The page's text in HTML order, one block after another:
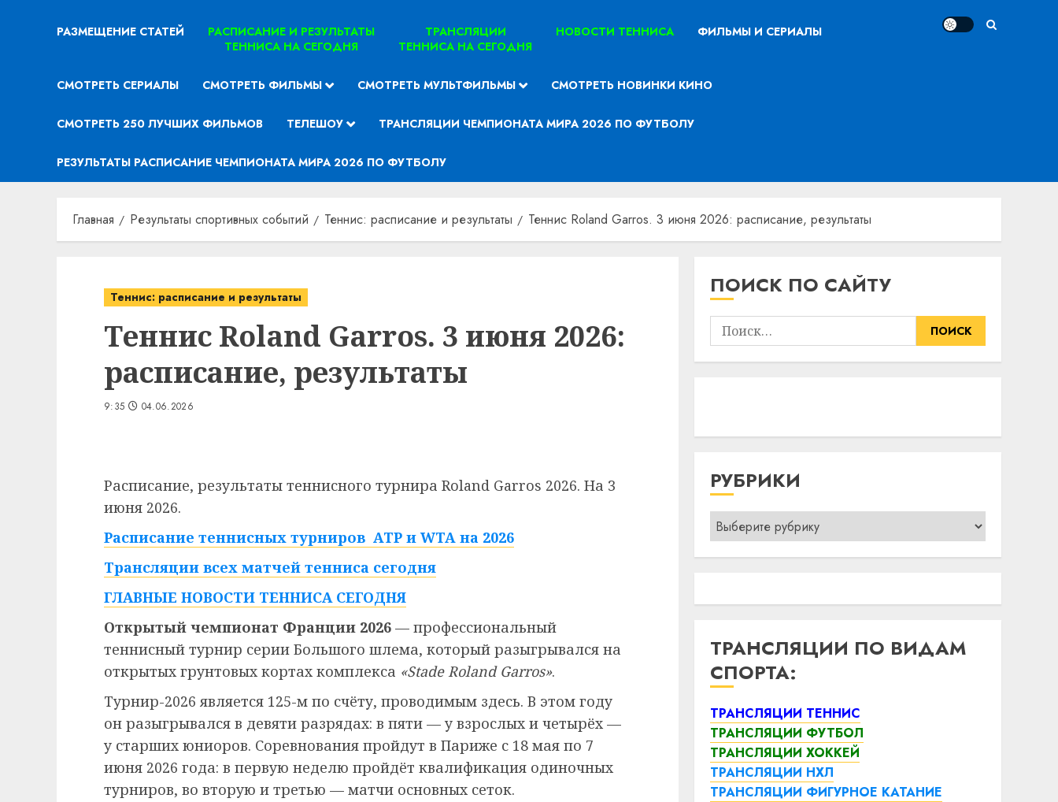
РАЗМЕЩЕНИЕ СТАТЕЙ
РАСПИСАНИЕ И РЕЗУЛЬТАТЫ
ТЕННИСА НА СЕГОДНЯ
ТРАНСЛЯЦИИ
ТЕННИСА НА СЕГОДНЯ
НОВОСТИ ТЕННИСА ФИЛЬМЫ И СЕРИАЛЫ
СМОТРЕТЬ СЕРИАЛЫ СМОТРЕТЬ ФИЛЬМЫ СМОТРЕТЬ МУЛЬТФИЛЬМЫ СМОТРЕТЬ НОВИНКИ КИНО
СМОТРЕТЬ 250 ЛУЧШИХ ФИЛЬМОВ ТЕЛЕШОУ ТРАНСЛЯЦИИ ЧЕМПИОНАТА МИРА 2026 ПО ФУТБОЛУ
РЕЗУЛЬТАТЫ РАСПИСАНИЕ ЧЕМПИОНАТА МИРА 2026 ПО ФУТБОЛУ
Главная Результаты спортивных событий Теннис: расписание и результаты Теннис Roland Garros. 3 июня 2026: расписание, результаты
Теннис: расписание и результаты
Теннис Roland Garros. 3 июня 2026:
расписание, результаты
9:35 04.06.2026
Расписание, результаты теннисного турнира Roland Garros 2026. На 3
июня 2026.
Расписание теннисных турниров ATP и WTA на 2026
Трансляции всех матчей тенниса сегодня
ГЛАВНЫЕ НОВОСТИ ТЕННИСА СЕГОДНЯ
Открытый чемпионат Франции 2026 — профессиональный
теннисный турнир серии Большого шлема, который разыгрывался на
открытых грунтовых кортах комплекса «Stade Roland Garros».
Турнир-2026 является 125-м по счёту, проводимым здесь. В этом году
он разыгрывался в девяти разрядах: в пяти — у взрослых и четырёх —
у старших юниоров. Соревнования пройдут в Париже с 18 мая по 7
июня 2026 года: в первую неделю пройдёт квалификация одиночных
турниров, во вторую и третью — матчи основных сеток.
ПОИСК ПО САЙТУ
Найти:
РУБРИКИ
Рубрики
ТРАНСЛЯЦИИ ПО ВИДАМ
СПОРТА:
ТРАНСЛЯЦИИ ТЕННИС
ТРАНСЛЯЦИИ ФУТБОЛ
ТРАНСЛЯЦИИ ХОККЕЙ
ТРАНСЛЯЦИИ НХЛ
ТРАНСЛЯЦИИ ФИГУРНОЕ КАТАНИЕ